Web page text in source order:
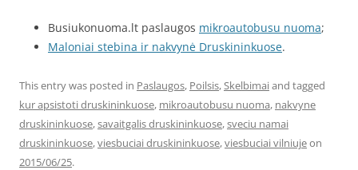
Busiukonuoma.lt paslaugos mikroautobusu nuoma;
Maloniai stebina ir nakvynė Druskininkuose.
This entry was posted in Paslaugos, Poilsis,Skelbimaiand tagged
kur apsistoti druskininkuose, mikroautobusu nuoma, nakvyne
druskininkuose,savaitgalis druskininkuose,sveciu namai
druskininkuose,viesbuciai druskininkuose,viesbuciai vilniujeon
2015/06/25.